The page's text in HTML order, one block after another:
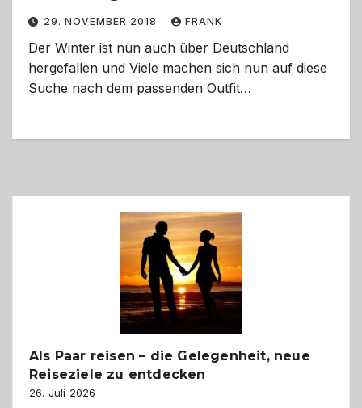
29. NOVEMBER 2018 FRANK
Der Winter ist nun auch über Deutschland
hergefallen und Viele machen sich nun auf diese
Suche nach dem passenden Outfit…
Als Paar reisen – die Gelegenheit, neue
Reiseziele zu entdecken
26. Juli 2026